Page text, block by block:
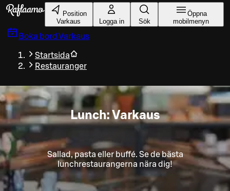
Gå till huvudinnehållet
Position
Varkaus
Logga in Sök
Öppna
mobilmenyn
Boka bord Varkaus
Startsida
Restauranger
Lunch: Varkaus
Sallad, pasta eller buffé. Se de bästa
lunchrestaurangerna nära dig!